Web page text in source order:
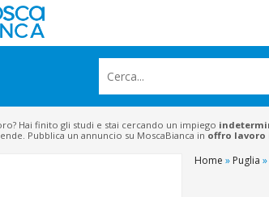
Hai finito gli studi e stai cercando un impiego
Pubblica un annuncio su MoscaBianca in offro lavoro
Home » Puglia »